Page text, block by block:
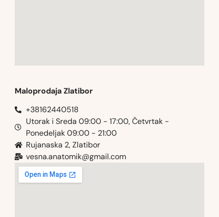
Maloprodaja Zlatibor
+38162440518
Utorak i Sreda 09:00 - 17:00, Četvrtak -
Ponedeljak 09:00 - 21:00
Rujanaska 2, Zlatibor
vesna.anatomik@gmail.com​